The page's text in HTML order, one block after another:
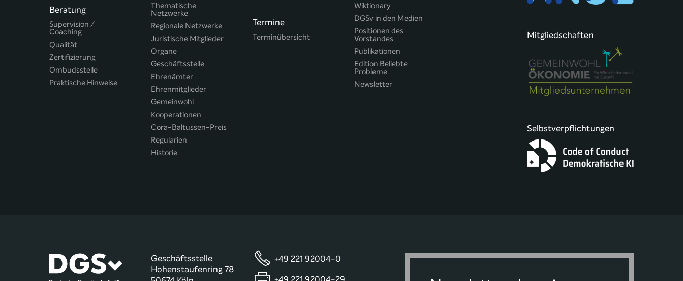
Beratung
Supervision /
Coaching
Qualität
Zertifizierung
Ombudsstelle
Praktische Hinweise
Thematische
Netzwerke
Regionale Netzwerke
Juristische Mitglieder
Organe
Geschäftsstelle
Ehrenämter
Ehrenmitglieder
Gemeinwohl
Kooperationen
Cora-Baltussen-Preis
Regularien
Historie
Termine
Terminübersicht
Wiktionary
DGSv in den Medien
Positionen des
Vorstandes
Publikationen
Edition Beliebte
Probleme
Newsletter
Mitgliedschaften
Selbstverpflichtungen
Geschäftsstelle
Hohenstaufenring 78
+49 221 92004-0